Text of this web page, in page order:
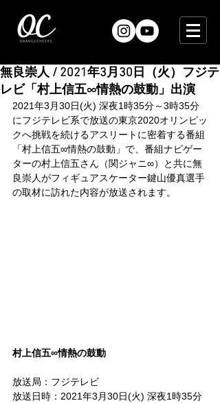
無良崇人 / 2021年3月30日（火）フジテ
レビ「村上信五∞情熱の鼓動」出演
2021年3月30日(火) 深夜1時35分～3時35分
にフジテレビ系で放送の東京2020オリンピッ
クへ挑戦を続けるアスリートに密着する番組
「村上信五∞情熱の鼓動」で、番組ナビゲー
ターの村上信五さん（関ジャニ∞）と共に無
良崇人がフィギュアスケーター鍵山優真選手
の取材に訪れた内容が放送されます。
村上信五∞情熱の鼓動
放送局：フジテレビ
放送日時：2021年3月30日(火) 深夜1時35分